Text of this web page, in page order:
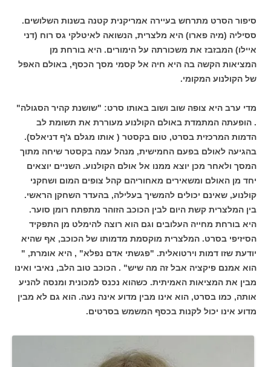
סיפור הסרט מתרחש בעיירה אמריקנית קטנה בשנות השלושים.
ססיליה (מיה פארו) היא מלצרית, הנשואה לאיטלקי גס רוח (דני
איילו) המבזבז את משכורתה על הימורים. היא בורחת מן
המציאות הקשה בה היא חיה אל קסמי מסך הכסף, באולם האפל
של הקולנוע המקומי.
מדי ערב היא צופה שוב ושוב באותו סרט: "שושנת קהיר הסגולה"
. הופעתה המתמדת באולם הקולנוע מעוררת את תשומת לב
הדמות המרכזית בסרט, טום בקסטר ( אותו מגלם ג'ף דניאלס).
בהגיעה לאולם בפעם החמישית, מנהל עמה בקסטר שיחה מתוך
המסך ולאחר מכן יוצא ממנו אל אולם הקולנוע. השניים יוצאים
יחד מן האולם ומשאירים מאחוריהם קהל צופים המום ושחקני
קולנוע, שאינם יכולים להמשיך בעלילה, בהעדר השחקן הראשי.
בין המלצרית קשת היום לבין הכוכב הזוהר מתפתח רומן סוער.
היא בורחת מחייה העלובים וגם הוא רוצה להימלט מן התפקיד
הסיזיפי בסרט. המלצרית מוקסמת מדמותו של הכוכב, אף שהיא
יודעת שזו דמות וירטואלית. "פגשתי אדם נפלא" , היא אומרת, "
הוא אמנם פיקציה אבל זה מה שיש" . הכוכב טוב הלב, נאיבי ואינו
מבין את המציאות האמיתית. כשהוא נכנס למכונית ומנסה להניע
אותה, כמו בסרט, הוא אינו מבין מדוע אינה נעה. הוא גם לא מבין
מדוע אינו יכול לקנות בכסף המשמש בסרטים.